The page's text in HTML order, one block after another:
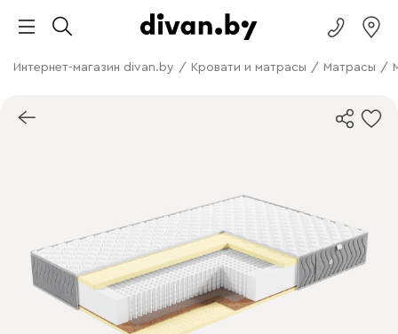
Интернет-магазин divan.by / Кровати и матрасы / Матрасы /